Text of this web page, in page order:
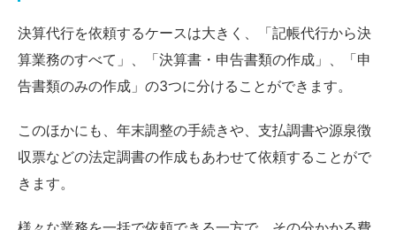
決算代行を依頼するケースは大きく、「記帳代行から決
算業務のすべて」、「決算書・申告書類の作成」、「申
告書類のみの作成」の3つに分けることができます。
このほかにも、年末調整の手続きや、支払調書や源泉徴
収票などの法定調書の作成もあわせて依頼することがで
きます。